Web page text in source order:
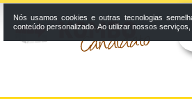
Nós usamos cookies e outras tecnologias
conteúdo personalizado. Ao utilizar nossos